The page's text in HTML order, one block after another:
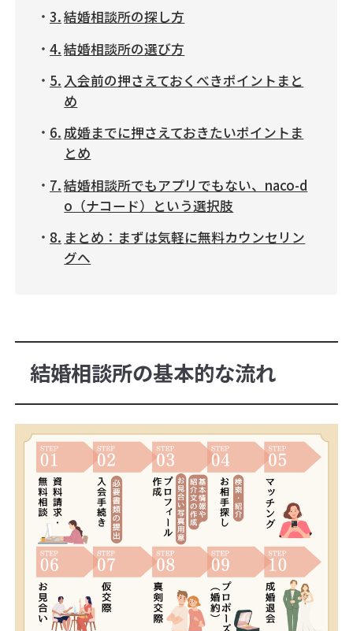
結婚相談所の探し方
結婚相談所の選び方
入会前の押さえておくべきポイントまと
め
成婚までに押さえておきたいポイントま
とめ
結婚相談所でもアプリでもない、naco-d
o（ナコード）という選択肢
まとめ：まずは気軽に無料カウンセリン
グへ
結婚相談所の基本的な流れ